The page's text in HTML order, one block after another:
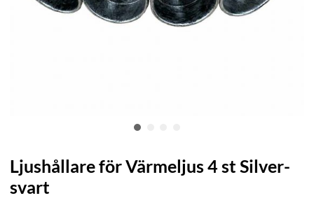
Ljushållare för Värmeljus 4 st Silver-
svart